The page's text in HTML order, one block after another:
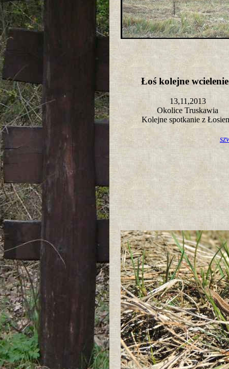
Łoś kolejne
13,11,2013
Okolice Truskawia
Kolejne spotkanie z